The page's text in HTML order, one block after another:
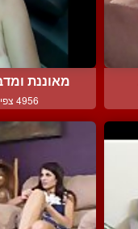
מאוננת
4956 צפיות